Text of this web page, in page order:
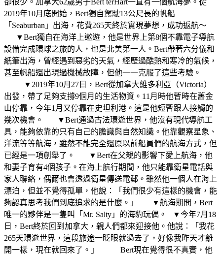
卻很少。加拿大62歲男子Bert terHart一直有一個航海夢。從
2019年10月底開始，Bert獨自駕駛13公尺長的帆船
「Seaburban」出海，花費265天終於實現夢想，成功返航～
▼Bert獨自在海洋上遨遊，他是世界上第8個不靠電子導航
設備完成環球之旅的人，也是北美第一人。Bert帶著六分儀和
紙筆出海，曾經遇到惡劣的天氣，經歷過酷熱和寒冷的氣候，
甚至帆船還出現過機械故障，但他一一克服了這些考驗。
▼2019年10月27日，Bert從加拿大維多利亞（Victoria）
出發，帶了足夠支撐9個月的生活物資。11月時他暫時在舊金
山停靠，今年1月又停靠在史坦利港。這是他短暫跟人接觸的
幾次機會。 ▼Bert通過古法環遊世界，他沒有現代導航工
具，能夠依靠的只有自己的膽識與自然知識。他靠觀察星象、
洋流等等航海，雖然不能完全還原以前船員們的航海方式，但
已經是一項創舉了。 ▼Bert在父親的影響下愛上航海，他
和妻子育有4個孩子。在海上航行期間，他只能靠衛星電話與
家人聯絡，偶爾也會透過衛星傳送電郵。雖然他一個人在海上
漂泊，但並不覺得孤單，他說：「我們很少有這樣的機會，能
夠認真思考我們到底追求的是什麼。」 ▼航海期間，Bert
唯一的夥伴是一隻叫「Mr. Salty」的海豹玩偶。 ▼今年7月18
日，Bert終於回到加拿大，親人們都來迎接他。他說：「我花
265天環遊世界，這段旅途一眨眼就過去了，好像我昨天才離
開一樣，現在就回來了。」 Bert現在覺得很不真實，他